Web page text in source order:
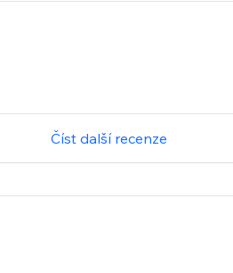
Číst další recenze